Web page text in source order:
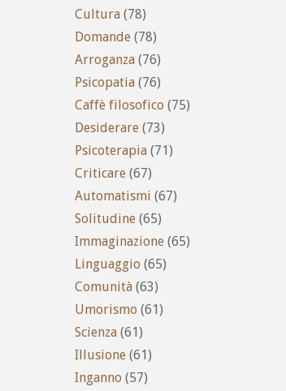
Cultura (78)
Domande (78)
Arroganza (76)
Psicopatia (76)
Caffè filosofico (75)
Desiderare (73)
Psicoterapia (71)
Criticare (67)
Automatismi (67)
Solitudine (65)
Immaginazione (65)
Linguaggio (65)
Comunità (63)
Umorismo (61)
Scienza (61)
Illusione (61)
Inganno (57)